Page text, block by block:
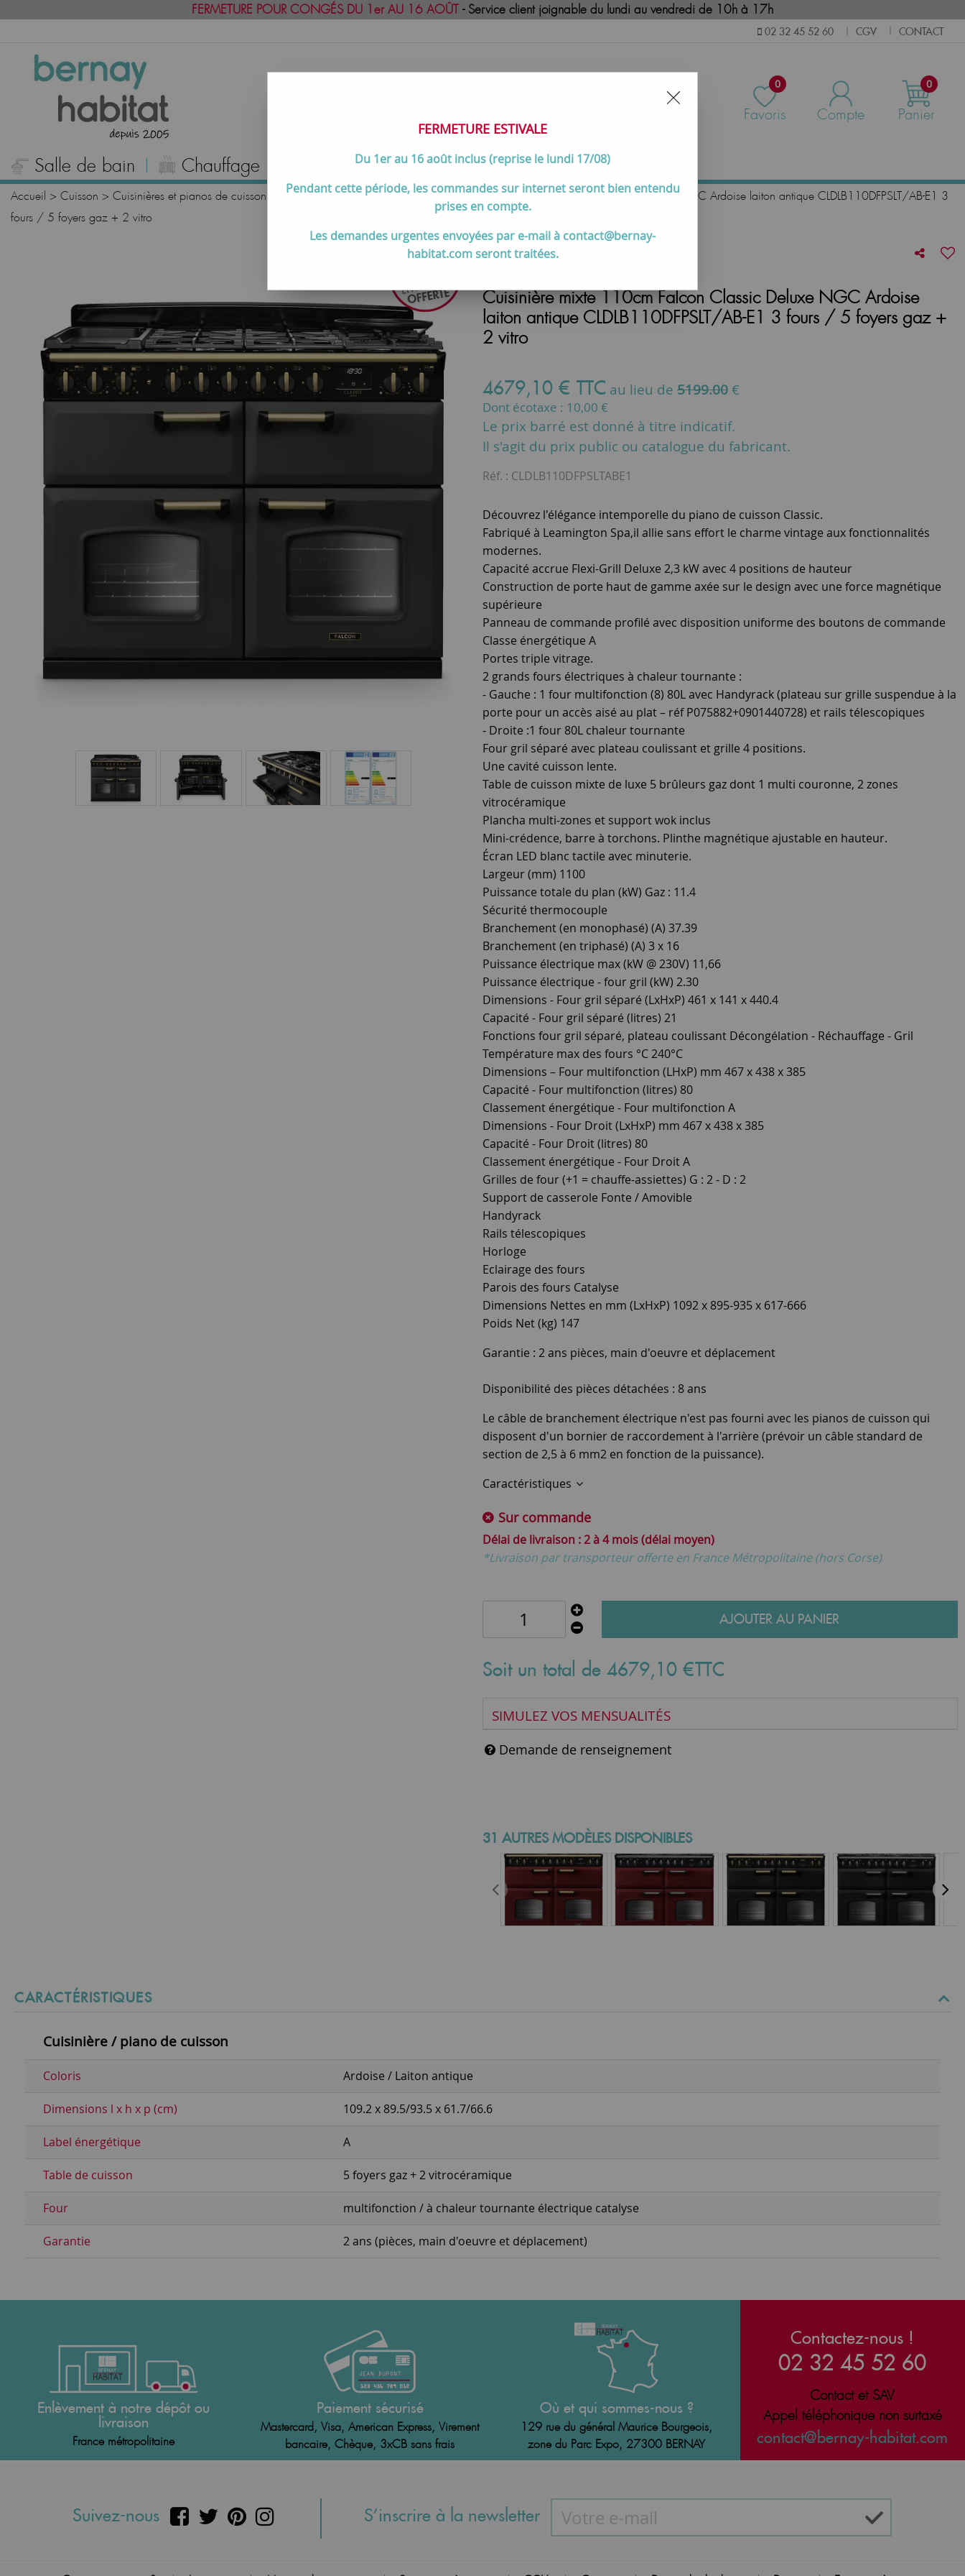
FERMETURE POUR CONGÉS DU 1er AU 16 AOÛT- Service client joignable du lundi au vendredi de 10h à 17h
02 32 45 52 60 CGV CONTACT
0
Favoris Compte
0
Panier
Salle de bain Chauffage Cuisson Meilleures ventes Contactez-nous
Accueil > Cuisson > Cuisinières et pianos de cuisson Pianos de cuisson 90 à 120 cm >Cuisinière mixte 110cm Falcon Classic Deluxe NGC Ardoise laiton antique CLDLB110DFPSLT/AB-E1 3
fours / 5 foyers gaz + 2 vitro
Cuisinière mixte 110cm Falcon Classic Deluxe NGC Ardoise
laiton antique CLDLB110DFPSLT/AB-E1 3 fours / 5 foyers gaz +
2 vitro
4679,10 € TTC au lieu de 5199.00€
Dont écotaxe : 10,00 €
Le prix barré est donné à titre indicatif.
Il s'agit du prix public ou catalogue du fabricant.
Réf. : CLDLB110DFPSLTABE1
Découvrez l'élégance intemporelle du piano de cuisson Classic.
Fabriqué à Leamington Spa,il allie sans effort le charme vintage aux fonctionnalités
modernes.
Capacité accrue Flexi-Grill Deluxe 2,3 kW avec 4 positions de hauteur
Construction de porte haut de gamme axée sur le design avec une force magnétique
supérieure
Panneau de commande profilé avec disposition uniforme des boutons de commande
Classe énergétique A
Portes triple vitrage.
2 grands fours électriques à chaleur tournante :
⁃ Gauche : 1 four multifonction (8) 80L avec Handyrack (plateau sur grille suspendue à la
porte pour un accès aisé au plat – réf P075882+0901440728) et rails télescopiques
⁃ Droite :1 four 80L chaleur tournante
Four gril séparé avec plateau coulissant et grille 4 positions.
Une cavité cuisson lente.
Table de cuisson mixte de luxe 5 brûleurs gaz dont 1 multi couronne, 2 zones
vitrocéramique
Plancha multi-zones et support wok inclus
Mini-crédence, barre à torchons. Plinthe magnétique ajustable en hauteur.
Écran LED blanc tactile avec minuterie.
Largeur (mm) 1100
Puissance totale du plan (kW) Gaz : 11.4
Sécurité thermocouple
Branchement (en monophasé) (A) 37.39
Branchement (en triphasé) (A) 3 x 16
Puissance électrique max (kW @ 230V) 11,66
Puissance électrique - four gril (kW) 2.30
Dimensions - Four gril séparé (LxHxP) 461 x 141 x 440.4
Capacité - Four gril séparé (litres) 21
Fonctions four gril séparé, plateau coulissant Décongélation - Réchauffage - Gril
Température max des fours °C 240°C
Dimensions – Four multifonction (LHxP) mm 467 x 438 x 385
Capacité - Four multifonction (litres) 80
Classement énergétique - Four multifonction A
Dimensions - Four Droit (LxHxP) mm 467 x 438 x 385
Capacité - Four Droit (litres) 80
Classement énergétique - Four Droit A
Grilles de four (+1 = chauffe-assiettes) G : 2 - D : 2
Support de casserole Fonte / Amovible
Handyrack
Rails télescopiques
Horloge
Eclairage des fours
Parois des fours Catalyse
Dimensions Nettes en mm (LxHxP) 1092 x 895-935 x 617-666
Poids Net (kg) 147
Garantie : 2 ans pièces, main d'oeuvre et déplacement
Disponibilité des pièces détachées : 8 ans
Le câble de branchement électrique n'est pas fourni avec les pianos de cuisson qui
disposent d'un bornier de raccordement à l'arrière (prévoir un câble standard de
section de 2,5 à 6 mm2 en fonction de la puissance).
Caractéristiques
Sur commande
2 à 4 mois (délai moyen)
*Livraison par transporteur offerte en France Métropolitaine (hors Corse)
AJOUTER AU PANIER
Soit un total de 4679,10 €TTC
SIMULEZ VOS MENSUALITÉS
Demande de renseignement
31 AUTRES MODÈLES DISPONIBLES
CARACTÉRISTIQUES
Cuisinière / piano de cuisson
Coloris Ardoise / Laiton antique
Dimensions l x h x p (cm) 109.2 x 89.5/93.5 x 61.7/66.6
Label énergétique A
Table de cuisson 5 foyers gaz + 2 vitrocéramique
Four multifonction / à chaleur tournante électrique catalyse
Garantie 2 ans (pièces, main d'oeuvre et déplacement)
Enlèvement à notre dépôt ou
livraison
France métropolitaine
Paiement sécurisé
Mastercard, Visa, American Express, Virement
bancaire, Chèque, 3xCB sans frais
Où et qui sommes-nous ?
129 rue du général Maurice Bourgeois,
zone du Parc Expo, 27300 BERNAY
Contactez-nous !
02 32 45 52 60
Contact et SAV
Appel téléphonique non surtaxé
contact@bernay-habitat.com
Suivez-nous S’inscrire à la newsletter
FERMETURE ESTIVALE
Du 1er au 16 août inclus (reprise le lundi 17/08)
Pendant cette période, les commandes sur internet seront bien entendu
prises en compte.
Les demandes urgentes envoyées par e-mail à contact@bernay-
habitat.com seront traitées.